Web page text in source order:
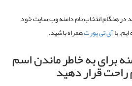
مهم که باید در هنگام انتخاب نام دامنه وب سایت خود
باآی تی پورتهمراه باشید.
برای به خاطر ماندن اسم
قرار دهید